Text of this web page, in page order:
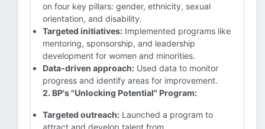
on four key pillars: gender, ethnicity, sexual
orientation, and disability.
Targeted initiatives: Implemented programs like
mentoring, sponsorship, and leadership
development for women and minorities.
Data-driven approach: Used data to monitor
progress and identify areas for improvement.
2. BP's "Unlocking Potential" Program:
Targeted outreach: Launched a program to
attract and develop talent from